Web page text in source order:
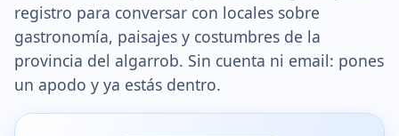
registro para conversar con locales sobre
gastronomía, paisajes y costumbres de la
provincia del algarrob. Sin cuenta ni email: pones
un apodo y ya estás dentro.